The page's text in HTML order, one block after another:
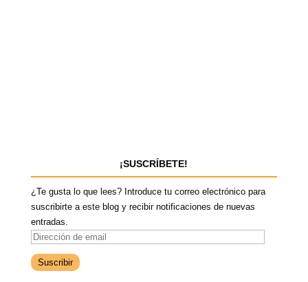
¡SUSCRÍBETE!
¿Te gusta lo que lees? Introduce tu correo electrónico para
suscribirte a este blog y recibir notificaciones de nuevas
entradas.
D
r